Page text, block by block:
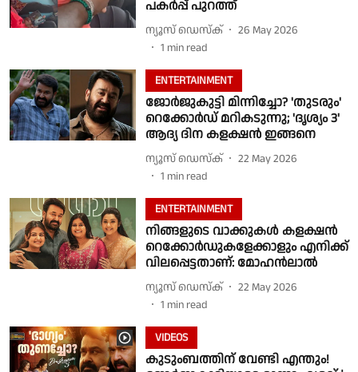
പകർപ്പ് പുറത്ത്
ന്യൂസ് ഡെസ്ക്
26 May 2026
1 min read
ENTERTAINMENT
ജോർജുകുട്ടി മിന്നിച്ചോ? 'തുടരും'
റെക്കോർഡ് മറികടുന്നു; 'ദൃശ്യം 3'
ആദ്യ ദിന കളക്ഷൻ ഇങ്ങനെ
ന്യൂസ് ഡെസ്ക്
22 May 2026
1 min read
ENTERTAINMENT
നിങ്ങളുടെ വാക്കുകൾ കളക്ഷൻ
റെക്കോർഡുകളേക്കാളും എനിക്ക്
വിലപ്പെട്ടതാണ്: മോഹൻലാൽ
ന്യൂസ് ഡെസ്ക്
22 May 2026
1 min read
VIDEOS
കുടുംബത്തിന് വേണ്ടി എന്തും!